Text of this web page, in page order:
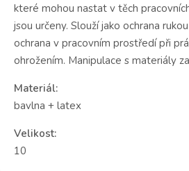
které mohou nastat v těch
jsou určeny. Slouží jako ochrana
ochrana v pracovním prostředí při
ohrožením. Manipulace s materiály
Materiál:
bavlna + latex
Velikost:
10